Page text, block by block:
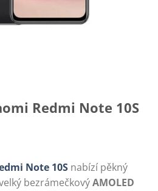
Redmi Note 10S
Note 10S nabízí pěkný
bezrámečkovýAMOLED